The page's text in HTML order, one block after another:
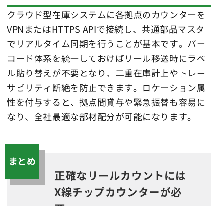
クラウド型在庫システムに各拠点のカウンターを
VPNまたはHTTPS APIで接続し、共通部品マスタ
でリアルタイム同期を行うことが基本です。バー
コード体系を統一しておけばリール移送時にラベ
ル貼り替えが不要となり、二重在庫計上やトレー
サビリティ断絶を防止できます。ロケーション属
性を付与すると、拠点間貸与や緊急振替も容易に
なり、全社最適な部材配分が可能になります。
まとめ
正確なリールカウントには
X線チップカウンターが必